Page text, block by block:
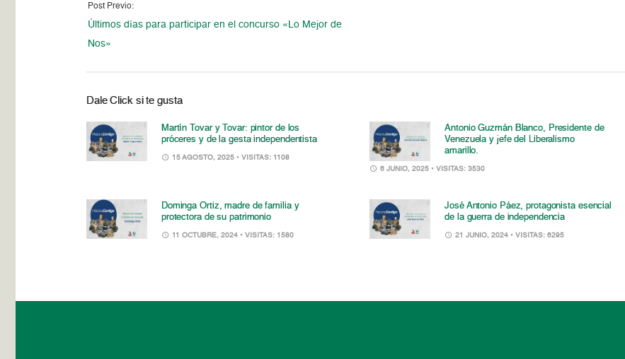
Post Previo:
Últimos días para participar en el concurso «Lo Mejor de
Nos»
Dale Click si te gusta
Martín Tovar y Tovar: pintor de los
próceres y de la gesta independentista
15 AGOSTO, 2025 • VISITAS: 1108
Antonio Guzmán Blanco, Presidente de
Venezuela y jefe del Liberalismo
amarillo.
6 JUNIO, 2025 • VISITAS: 3530
Dominga Ortiz, madre de familia y
protectora de su patrimonio
11 OCTUBRE, 2024 • VISITAS: 1580
José Antonio Páez, protagonista esencial
de la guerra de independencia
21 JUNIO, 2024 • VISITAS: 6295